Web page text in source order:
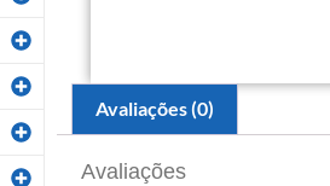
Avaliações (0)
Avaliações